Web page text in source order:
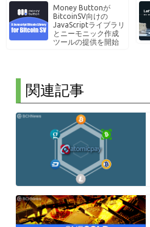
Money Buttonが
BitcoinSV向けの
JavaScriptライブラリ
とニーモニック作成
ツールの提供を開始
関連記事